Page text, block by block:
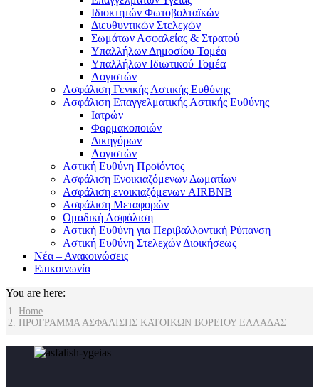
Ιδιοκτητών Φωτοβολταϊκών
Διευθυντικών Στελεχών
Σωμάτων Ασφαλείας & Στρατού
Υπαλλήλων Δημοσίου Τομέα
Υπαλλήλων Ιδιωτικού Τομέα
Λογιστών
Ασφάλιση Γενικής Αστικής Ευθύνης
Ασφάλιση Επαγγελματικής Αστικής Ευθύνης
Ιατρών
Φαρμακοποιών
Δικηγόρων
Λογιστών
Αστική Ευθύνη Προϊόντος
Ασφάλιση Ενοικιαζόμενων Δωματίων
Ασφάλιση ενοικιαζόμενων AIRBNB
Ασφάλιση Μεταφορών
Ομαδική Ασφάλιση
Αστική Ευθύνη για Περιβαλλοντική Ρύπανση
Αστική Ευθύνη Στελεχών Διοικήσεως
Νέα – Ανακοινώσεις
Επικοινωνία
You are here:
Home
ΠΡΟΓΡΑΜΜΑ ΑΣΦΑΛΙΣΗΣ ΚΑΤΟΙΚΩΝ ΒΟΡΕΙΟΥ ΕΛΛΑΔΑΣ